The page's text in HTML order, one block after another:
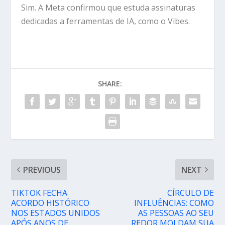
Sim. A Meta confirmou que estuda assinaturas
dedicadas a ferramentas de IA, como o Vibes.
SHARE:
PREVIOUS
TIKTOK FECHA
ACORDO HISTÓRICO
NOS ESTADOS UNIDOS
NEXT
CÍRCULO DE
INFLUÊNCIAS: COMO
AS PESSOAS AO SEU